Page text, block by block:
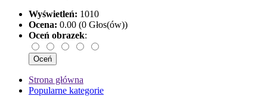
Wyświetleń: 1010
Ocena: 0.00 (0 Głos(ów))
Oceń obrazek:
Strona główna
Popularne kategorie